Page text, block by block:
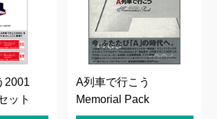
2001
ット
A列車で行こう
Memorial Pack